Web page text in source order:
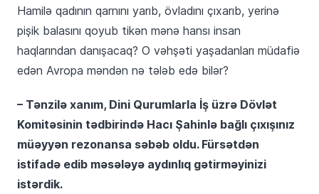
Hamilə qadının qarnını yarıb, övladını çıxarıb, yerinə
pişik balasını qoyub tikən mənə hansı insan
haqlarından danışacaq? O vəhşəti yaşadanları müdafiə
edən Avropa məndən nə tələb edə bilər?
– Tənzilə xanım, Dini Qurumlarla İş üzrə Dövlət
Komitəsinin tədbirində Hacı Şahinlə bağlı çıxışınız
müəyyən rezonansa səbəb oldu. Fürsətdən
istifadə edib məsələyə aydınlıq gətirməyinizi
istərdik.